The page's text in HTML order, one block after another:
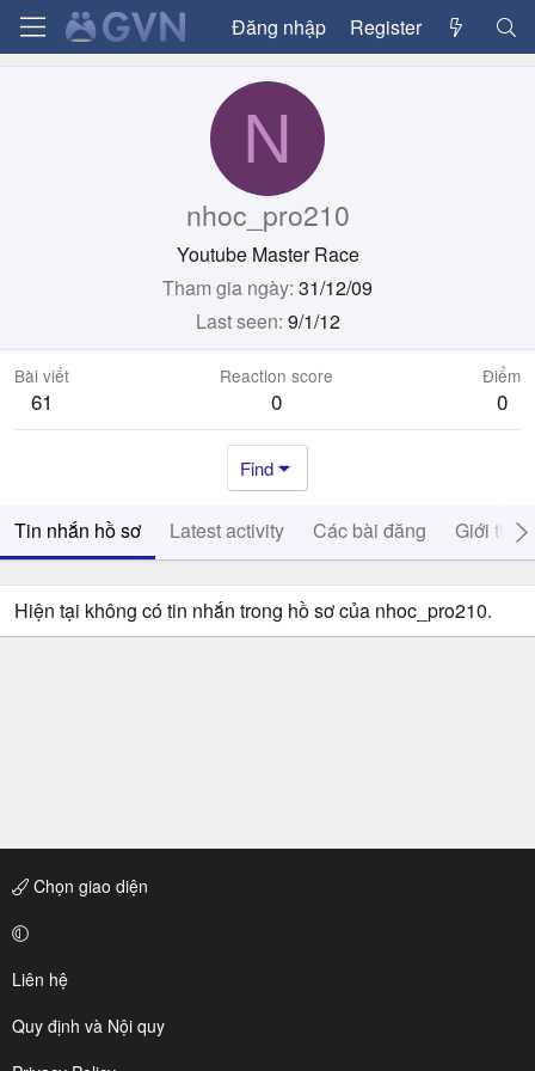
Đăng nhập Register
N
nhoc_pro210
Youtube Master Race
Tham gia ngày 31/12/09
Last seen 9/1/12
Bài viết
61
Reaction score
0
Điểm
0
Find
Tin nhắn hồ sơ Latest activity Các bài đăng Giới thiệu
Hiện tại không có tin nhắn trong hồ sơ của nhoc_pro210.
Chọn giao diện
Liên hệ
Quy định và Nội quy